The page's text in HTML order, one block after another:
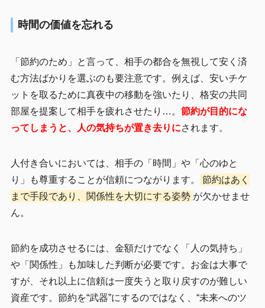
時間の価値を忘れる
「節約のため」と言って、相手の都合を無視して安く済
む方法ばかりを選ぶのも要注意です。例えば、安いチケ
ットを取るために真夜中の移動を強いたり、格安の共同
部屋を提案して相手を疲れさせたり…。 節約が目的にな
ってしまうと、人の気持ちが置き去りにされます。
人付き合いにおいては、相手の「時間」や「心のゆと
り」も尊重することが信頼につながります。
節約はあく
まで手段であり、関係性を大切にする姿勢 が欠かせませ
ん。
節約を成功させるには、金額だけでなく「人の気持ち」
や「関係性」も加味した判断が必要です。お金は大事で
すが、それ以上に信頼は一度失うと取り戻すのが難しい
資産です。節約を“武器”にするのではなく、“未来へのツ